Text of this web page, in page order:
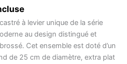
à levier unique de la série
au design distingué et
Cet ensemble est doté d’un
de 25 cm de diamètre, extra plat